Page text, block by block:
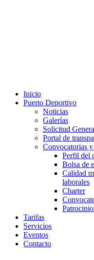
Inicio
Puerto Deportivo
Noticias
Galerías
Solicitud
Portal de
Convocatorias
Perfil del
Bolsa de
Calidad
laborales
Charter
Tarifas
Servicios
Eventos
Contacto